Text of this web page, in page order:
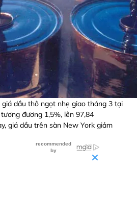
dầu thô ngọt nhẹ giao tháng 3 tại
đương 1,5%, lên 97,84
giá dầu trên sàn New York giảm